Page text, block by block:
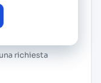
richiesta